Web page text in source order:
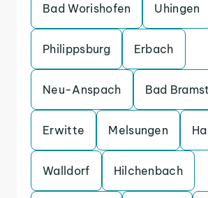
Bad Worishofen Uhingen
Philippsburg Erbach
Neu-Anspach Bad
Erwitte Melsungen
Walldorf Hilchenbach